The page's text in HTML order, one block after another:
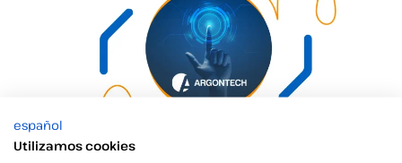
español
Utilizamos cookies